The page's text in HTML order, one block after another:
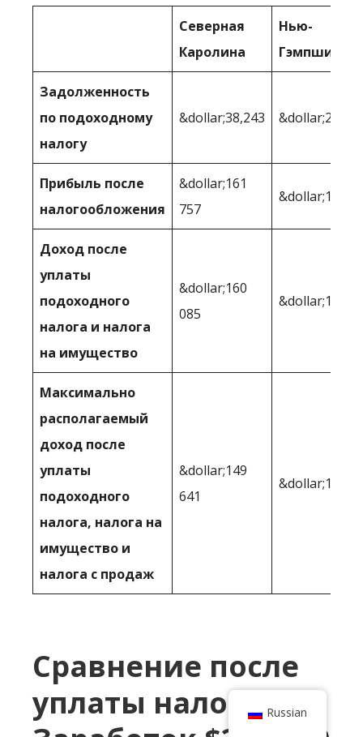
Северная
Каролина
Нью-
Гэмпшир
Задолженность
по подоходному
налогу
&dollar;38,243
Прибыль после
налогообложения
&dollar;161
757
Доход после
уплаты
подоходного
налога и налога
на имущество
&dollar;160
085
&dollar;164
Максимально
располагаемый
доход после
уплаты
подоходного
налога, налога на
имущество и
налога с продаж
&dollar;149
641
&dollar;164
Сравнение после
уплаты налоговRussian